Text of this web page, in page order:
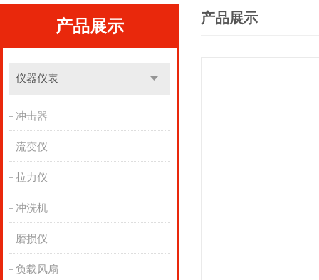
产品展示
仪器仪表
冲击器
流变仪
拉力仪
冲洗机
磨损仪
负载风扇
产品展示